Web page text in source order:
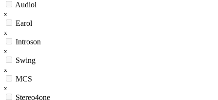
Audiol
x
Earol
x
Introson
x
Swing
x
MCS
x
Stereo4one